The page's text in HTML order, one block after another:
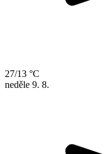
27/13 °C
neděle 9. 8.